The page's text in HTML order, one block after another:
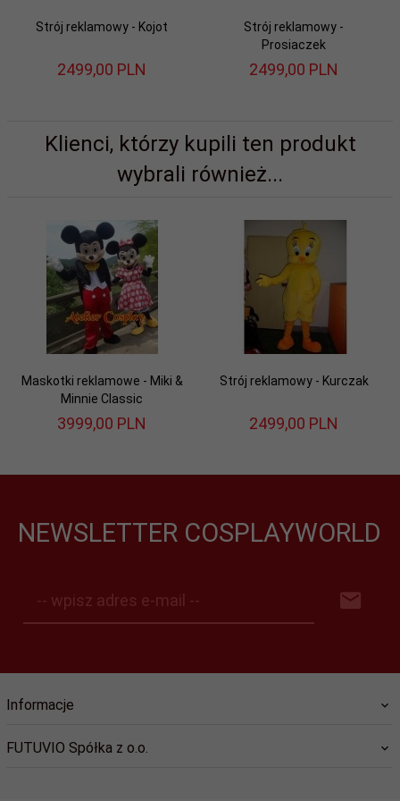
Strój reklamowy - Kojot
2499,00 PLN
Strój reklamowy -
Prosiaczek
2499,00 PLN
Klienci, którzy kupili ten produkt
wybrali również...
Maskotki reklamowe - Miki &
Minnie Classic
3999,00 PLN
Strój reklamowy - Kurczak
2499,00 PLN
NEWSLETTER COSPLAYWORLD
-- wpisz adres e-mail --
Informacje
FUTUVIO Spółka z o.o.